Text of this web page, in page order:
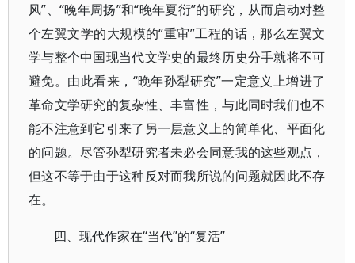
风”、“晚年周扬”和“晚年夏衍”的研究，从而启动对整
个左翼文学的大规模的“重审”工程的话，那么左翼文
学与整个中国现当代文学史的最终历史分手就将不可
避免。由此看来，“晚年孙犁研究”一定意义上增进了
革命文学研究的复杂性、丰富性，与此同时我们也不
能不注意到它引来了另一层意义上的简单化、平面化
的问题。尽管孙犁研究者未必会同意我的这些观点，
但这不等于由于这种反对而我所说的问题就因此不存
在。
四、现代作家在“当代”的“复活”